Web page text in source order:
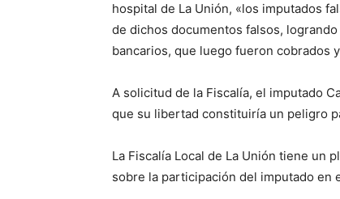
hospital de La Unión, «los imputados
de dichos documentos falsos,
bancarios, que luego fueron cobrados
A solicitud de la Fiscalía, el imputado
que su libertad constituiría un peligro
La Fiscalía Local de La Unión tiene un
sobre la participación del imputado en